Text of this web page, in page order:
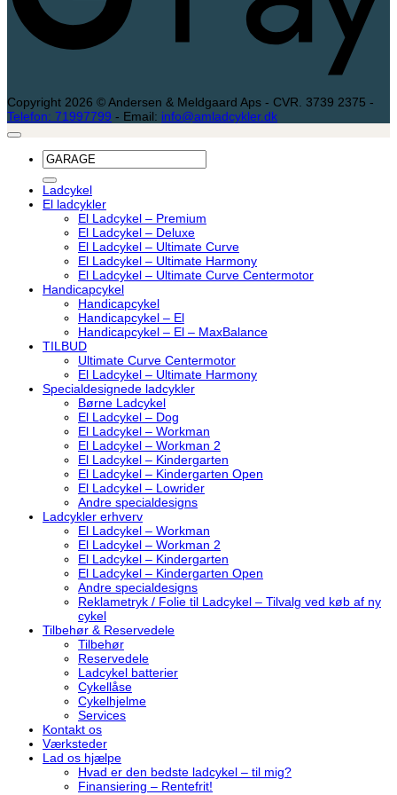
Copyright 2026 © Andersen & Meldgaard Aps - CVR. 3739 2375 -
Telefon: 71997799 - Email: info@amladcykler.dk
Søg
efter:
Ladcykel
El ladcykler
El Ladcykel – Premium
El Ladcykel – Deluxe
El Ladcykel – Ultimate Curve
El Ladcykel – Ultimate Harmony
El Ladcykel – Ultimate Curve Centermotor
Handicapcykel
Handicapcykel
Handicapcykel – El
Handicapcykel – El – MaxBalance
TILBUD
Ultimate Curve Centermotor
El Ladcykel – Ultimate Harmony
Specialdesignede ladcykler
Børne Ladcykel
El Ladcykel – Dog
El Ladcykel – Workman
El Ladcykel – Workman 2
El Ladcykel – Kindergarten
El Ladcykel – Kindergarten Open
El Ladcykel – Lowrider
Andre specialdesigns
Ladcykler erhverv
El Ladcykel – Workman
El Ladcykel – Workman 2
El Ladcykel – Kindergarten
El Ladcykel – Kindergarten Open
Andre specialdesigns
Reklametryk / Folie til Ladcykel – Tilvalg ved køb af ny
cykel
Tilbehør & Reservedele
Tilbehør
Reservedele
Ladcykel batterier
Cykellåse
Cykelhjelme
Services
Kontakt os
Værksteder
Lad os hjælpe
Hvad er den bedste ladcykel – til mig?
Finansiering – Rentefrit!